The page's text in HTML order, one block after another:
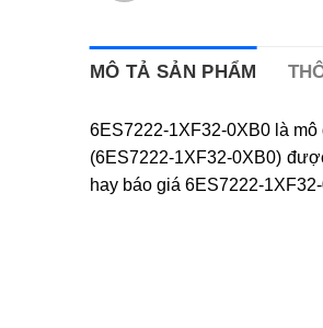
MÔ TẢ SẢN PHẨM
6ES7222-1XF32-0XB0 là
(6ES7222-1XF32-0XB0)
hay báo giá 6ES7222-